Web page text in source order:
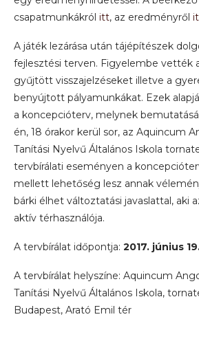
csapatmunkákról itt, az eredményről
A játék lezárása után tájépítészek
fejlesztési terven. Figyelembe vették
gyűjtött visszajelzéseket illetve a
benyújtott pályamunkákat. Ezek
a koncepcióterv, melynek
én, 18 órakor kerül sor, az Aquincum
Tanítási Nyelvű Általános Iskola
tervbírálati eseményen a
mellett lehetőség lesz annak
bárki élhet változtatási javaslattal, aki
aktív térhasználója.
A tervbírálat időpontja: 2017. június
A tervbírálat helyszíne: Aquincum
Tanítási Nyelvű Általános Iskola,
Budapest, Arató Emil tér